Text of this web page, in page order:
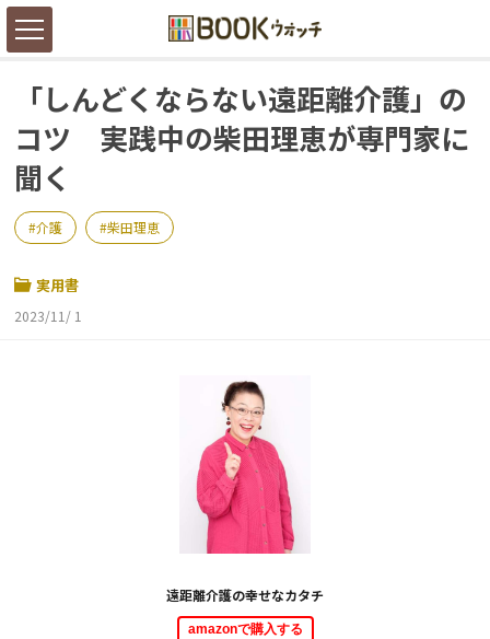
「しんどくならない遠距離介護」の
コツ 実践中の柴田理恵が専門家に
聞く
介護 柴田理恵
実用書
2023/11/ 1
遠距離介護の幸せなカタチ
amazonで購入する